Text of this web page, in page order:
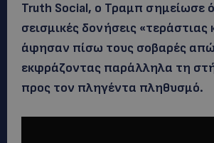
Truth Social, ο Τραμπ σημείωσε
σεισμικές δονήσεις «τεράστιας
άφησαν πίσω τους σοβαρές
εκφράζοντας παράλληλα τη
προς τον πληγέντα πληθυσμό.